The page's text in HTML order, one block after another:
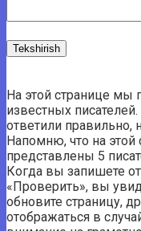
На этой странице мы
известных
ответили правильно,
Напомню, что на
представлены 5
Когда вы запишете
«Проверить», вы
обновите страницу,
отображаться в